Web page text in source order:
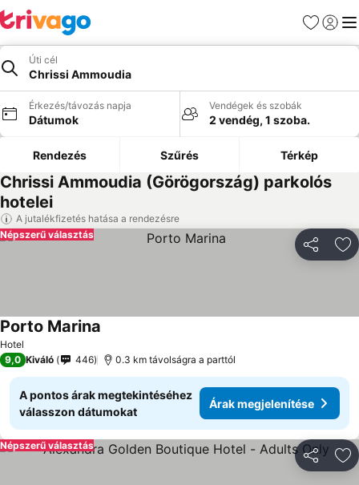
Kedvencek
Úti cél
Chrissi Ammoudia
Érkezés/távozás napja
Dátumok
Vendégek és szobák
2 vendég, 1 szoba.
Rendezés Szűrés Térkép
Chrissi Ammoudia (Görögország) parkolós
hotelei
A jutalékfizetés hatása a rendezésre
Népszerű választás
Hotel
Porto Marina
9,0 Kiváló 446 0.3 km távolságra a parttól
A pontos árak megtekintéséhez
válasszon dátumokat
Árak megjelenítése
Népszerű választás